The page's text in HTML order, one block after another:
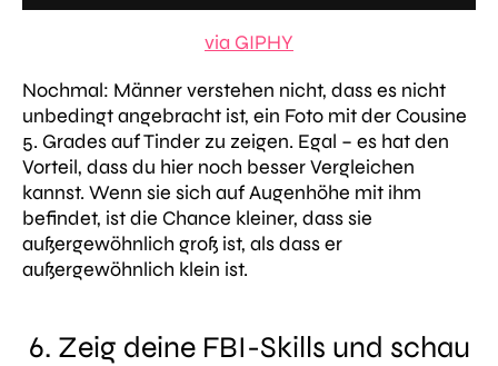
via GIPHY
Nochmal: Männer verstehen nicht, dass es nicht
unbedingt angebracht ist, ein Foto mit der Cousine
5. Grades auf Tinder zu zeigen. Egal – es hat den
Vorteil, dass du hier noch besser Vergleichen
kannst. Wenn sie sich auf Augenhöhe mit ihm
befindet, ist die Chance kleiner, dass sie
außergewöhnlich groß ist, als dass er
außergewöhnlich klein ist.
6. Zeig deine FBI-Skills und schau